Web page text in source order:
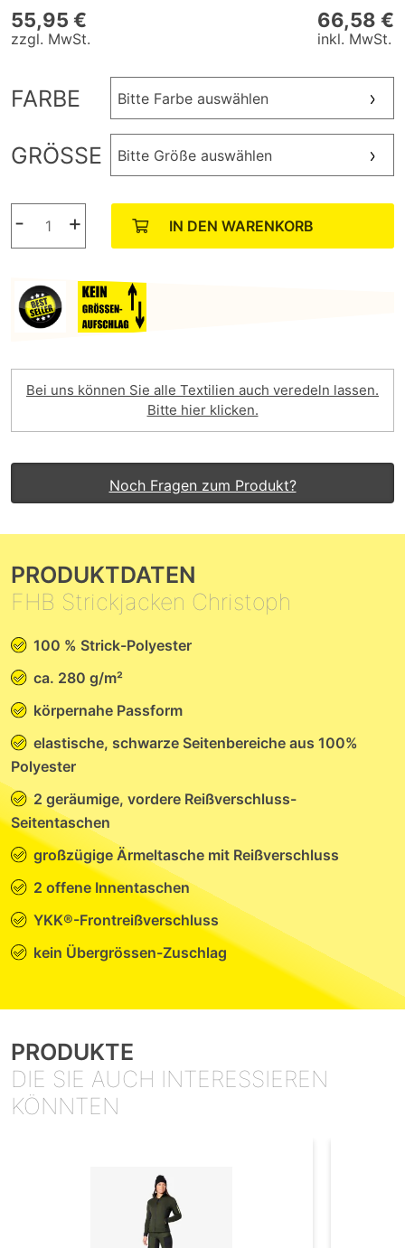
55,95 €
zzgl. MwSt.
66,58 €
inkl. MwSt.
FARBE Bitte Farbe auswählen
GRÖSSE Bitte Größe auswählen
- + IN DEN WARENKORB
Bei uns können Sie alle Textilien auch veredeln lassen.
Bitte hier klicken.
Noch Fragen zum Produkt?
PRODUKTDATEN
FHB Strickjacken Christoph
100 % Strick-Polyester
ca. 280 g/m²
körpernahe Passform
elastische, schwarze Seitenbereiche aus 100%
Polyester
2 geräumige, vordere Reißverschluss-
Seitentaschen
großzügige Ärmeltasche mit Reißverschluss
2 offene Innentaschen
YKK®-Frontreißverschluss
kein Übergrössen-Zuschlag
PRODUKTE
DIE SIE AUCH INTERESSIEREN
KÖNNTEN